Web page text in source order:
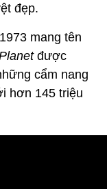
đẹp.
mang tên
được
cẩm nang
hơn 145 triệu